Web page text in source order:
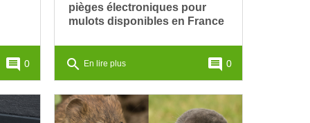
comment 0
pièges électroniques pour
mulots disponibles en France
search En lire plus comment 0